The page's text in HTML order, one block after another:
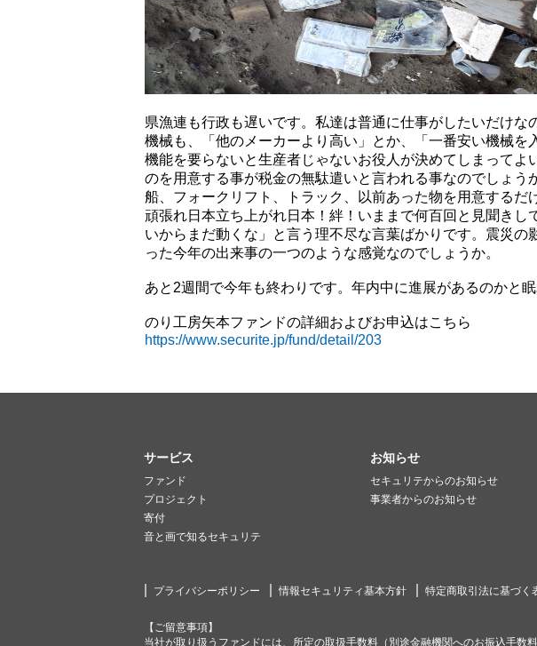
県漁連も行政も遅いです。私達は普通に仕事がしたいだけな
機械も、「他のメーカーより高い」とか、「一番安い機械
機能を要らないと生産者じゃないお役人が決めてしまってよ
のを用意する事が税金の無駄遣いと言われる事なのでしょう
船、フォークリフト、トラック、以前あった物を用意するだ
頑張れ日本立ち上がれ日本！絆！いままで何百回と見聞きし
いからまだ動くな」と言う理不尽な言葉ばかりです。震災の
った今年の出来事の一つのような感覚なのでしょうか。
あと2週間で今年も終わりです。年内中に進展があるのかと眠
のり工房矢本ファンドの詳細およびお申込はこちら
https://www.securite.jp/fund/detail/203
サービス
ファンド
プロジェクト
寄付
音と画で知るセキュリテ
お知らせ
セキュリテからのお知らせ
事業者からのお知らせ
プライバシーポリシー 情報セキュリティ基本方針 特定商取引法に基づく
【ご留意事項】
当社が取り扱うファンドには、所定の取扱手数料（別途金融機関へのお振込手数